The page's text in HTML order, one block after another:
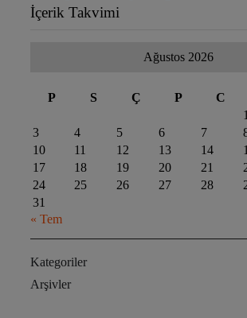
İçerik Takvimi
Ağustos 2026
P S Ç P C
1
3
4 5 6 7
10
11 12 13 14
17
18 19 20 21
24
25 26 27 28
31
« Tem
Kategoriler
Arşivler